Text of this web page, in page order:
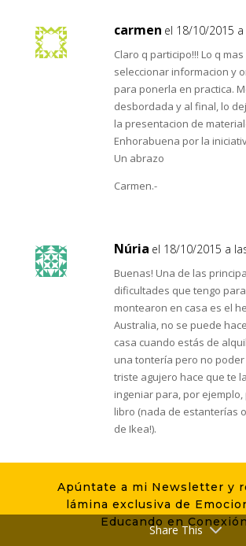
Apúntate a mi Newsletter y
lámina exclusiva de
Educando en
carmen el 18/10/2015
Claro q participo!!! Lo q
seleccionar informacion y
para ponerla en practica.
desbordada y al final, lo
la presentacion de
Enhorabuena por la
Un abrazo
Carmen.-
Núria el 18/10/2015 a
Buenas! Una de las
dificultades que tengo
montearon en casa es el
Australia, no se puede
casa cuando estás de
una tontería pero no
triste agujero hace que te
ingeniar para, por
libro (nada de estanterías
de Ikea!).
Diana (los norteños)
a las 11:01 am
Me apunto al sorteo a
Share This